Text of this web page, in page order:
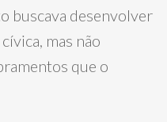
buscava desenvolver
mas não
que o